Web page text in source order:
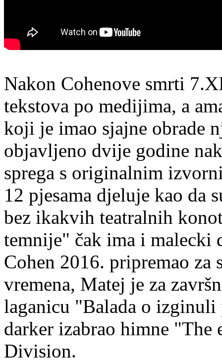
Nakon Cohenove smrti
tekstova po medijima, a
koji je imao sjajne obrade
objavljeno dvije godine
sprega s originalnim
12 pjesama djeluje kao da
bez ikakvih teatralnih
temnije" čak ima i malecki
Cohen 2016. pripremao
vremena, Matej je za
laganicu "Balada o
darker izabrao himne
Division.